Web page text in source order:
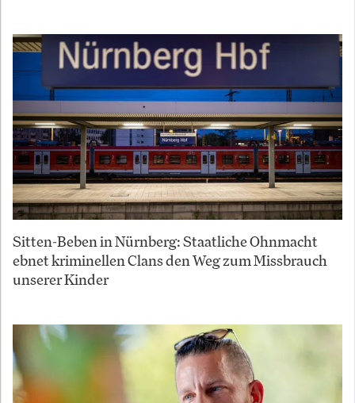
Sitten-Beben in Nürnberg: Staatliche Ohnmacht
ebnet kriminellen Clans den Weg zum Missbrauch
unserer Kinder